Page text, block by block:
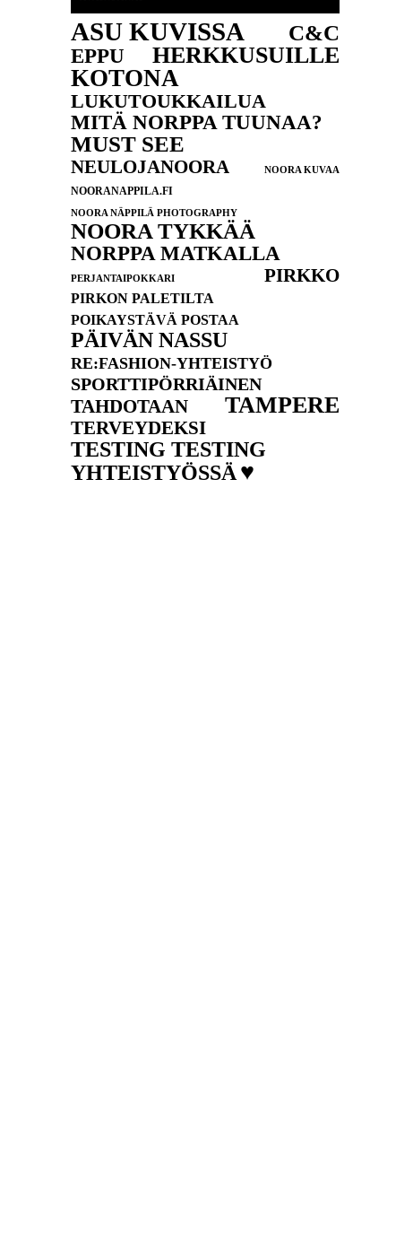
ASU KUVISSA C&C
EPPU HERKKUSUILLE
KOTONA
LUKUTOUKKAILUA
MITÄ NORPPA TUUNAA?
MUST SEE
NEULOJANOORA NOORA KUVAA
NOORANAPPILA.FI
NOORA NÄPPILÄ PHOTOGRAPHY
NOORA TYKKÄÄ
NORPPA MATKALLA
PERJANTAIPOKKARI PIRKKO
PIRKON PALETILTA
POIKAYSTÄVÄ POSTAA
PÄIVÄN NASSU
RE:FASHION-YHTEISTYÖ
SPORTTIPÖRRIÄINEN
TAHDOTAAN TAMPERE
TERVEYDEKSI
TESTING TESTING
YHTEISTYÖSSÄ♥